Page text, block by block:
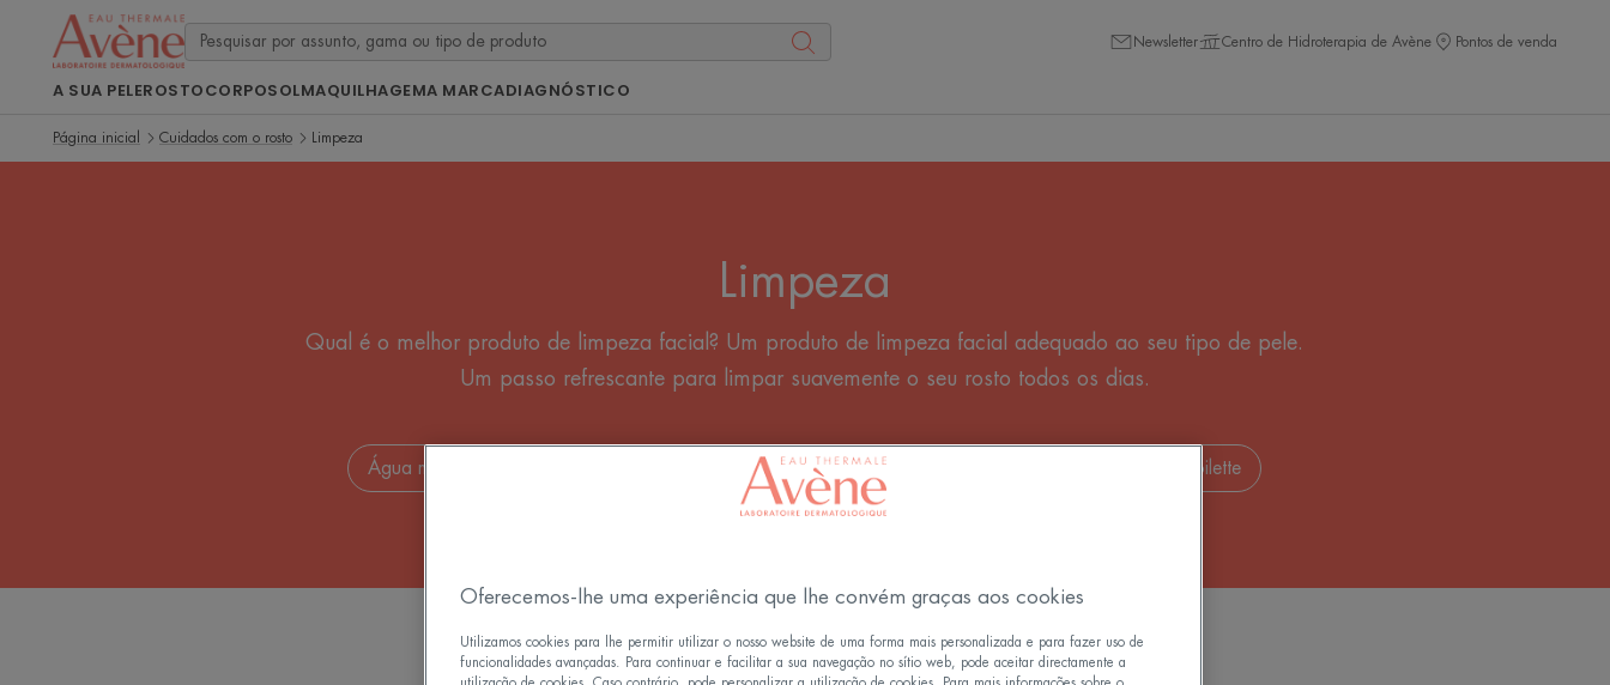
Newsletter Centro de Hidroterapia de Avène Pontos de venda
A SUA PELEROSTOCORPOSOLMAQUILHAGEMA MARCADIAGNÓSTICO
Página inicial Cuidados com o rosto Limpeza
Limpeza
Qual é o melhor produto de limpeza facial? Um produto de limpeza facial adequado ao seu tipo de pele.
Um passo refrescante para limpar suavemente o seu rosto todos os dias.
Água micelar Loções de limpeza Desmaquilhante de olhos Pains de toilette
Textura Tipos de pele do rosto Pode ser utilizado por
Oferecemos-lhe uma experiência que lhe convém graças aos cookies
Utilizamos cookies para lhe permitir utilizar o nosso website de uma forma mais personalizada e para fazer uso de
funcionalidades avançadas. Para continuar e facilitar a sua navegação no sítio web, pode aceitar directamente a